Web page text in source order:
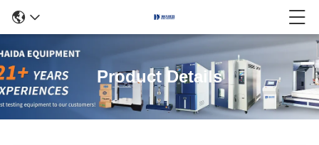
Product Details